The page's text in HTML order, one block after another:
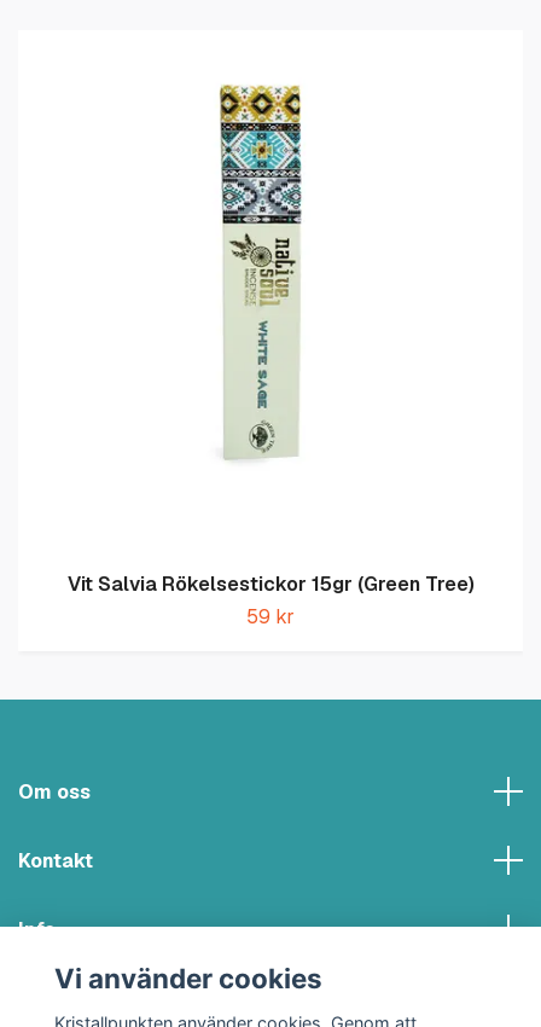
Vit Salvia Rökelsestickor 15gr (Green Tree)
59 kr
Om oss
Kontakt
Info
Vi använder cookies
Kristallpunkten använder cookies. Genom att